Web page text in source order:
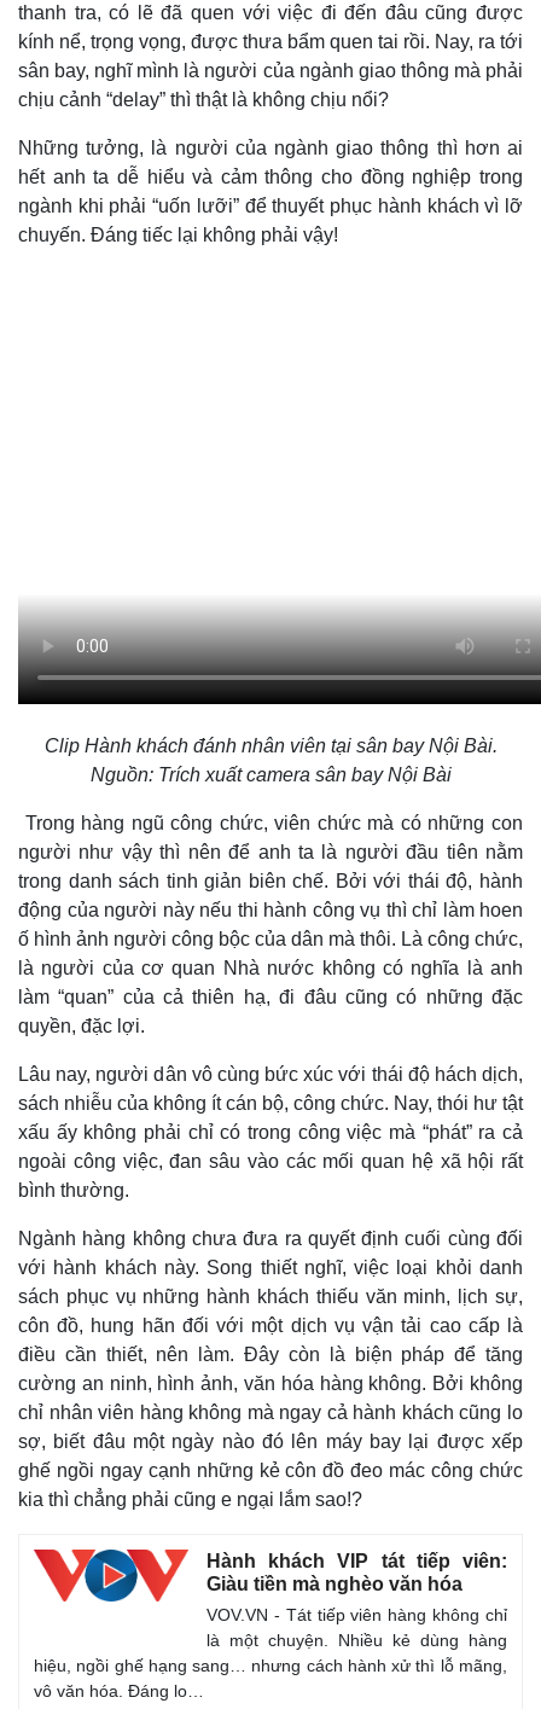
Pháp luật
Vụ án
Tin nóng
Tư vấn luật
Quân sự - Quốc phòng
Vũ khí
Việt Nam
Phân tích
thanh tra, có lẽ đã quen với việc đi đến đâu cũng được
kính nể, trọng vọng, được thưa bẩm quen tai rồi. Nay, ra tới
sân bay, nghĩ mình là người của ngành giao thông mà phải
chịu cảnh “delay” thì thật là không chịu nổi?
Những tưởng, là người của ngành giao thông thì hơn ai
hết anh ta dễ hiểu và cảm thông cho đồng nghiệp trong
ngành khi phải “uốn lưỡi” để thuyết phục hành khách vì lỡ
chuyến. Đáng tiếc lại không phải vậy!
Clip Hành khách đánh nhân viên tại sân bay Nội Bài.
Nguồn: Trích xuất camera sân bay Nội Bài
Trong hàng ngũ công chức, viên chức mà có những con
người như vậy thì nên để anh ta là người đầu tiên nằm
trong danh sách tinh giản biên chế. Bởi với thái độ, hành
động của người này nếu thi hành công vụ thì chỉ làm hoen
ố hình ảnh người công bộc của dân mà thôi. Là công chức,
là người của cơ quan Nhà nước không có nghĩa là anh
làm “quan” của cả thiên hạ, đi đâu cũng có những đặc
quyền, đặc lợi.
Lâu nay, người dân vô cùng bức xúc với thái độ hách dịch,
sách nhiễu của không ít cán bộ, công chức. Nay, thói hư tật
xấu ấy không phải chỉ có trong công việc mà “phát” ra cả
ngoài công việc, đan sâu vào các mối quan hệ xã hội rất
bình thường.
Ngành hàng không chưa đưa ra quyết định cuối cùng đối
với hành khách này. Song thiết nghĩ, việc loại khỏi danh
sách phục vụ những hành khách thiếu văn minh, lịch sự,
côn đồ, hung hãn đối với một dịch vụ vận tải cao cấp là
điều cần thiết, nên làm.Đây còn là biện pháp để tăng
cường an ninh, hình ảnh, văn hóa hàng không. Bởi không
chỉ nhân viên hàng không mà ngay cả hành khách cũng lo
sợ, biết đâu một ngày nào đó lên máy bay lại được xếp
ghế ngồi ngay cạnh những kẻ côn đồ đeo mác công chức
kia thì chẳng phải cũng e ngại lắm sao!?
Hành khách VIP tát tiếp viên:
Giàu tiền mà nghèo văn hóa
VOV.VN - Tát tiếp viên hàng không chỉ
là một chuyện. Nhiều kẻ dùng hàng
hiệu, ngồi ghế hạng sang… nhưng cách hành xử thì lỗ mãng,
vô văn hóa. Đáng lo…